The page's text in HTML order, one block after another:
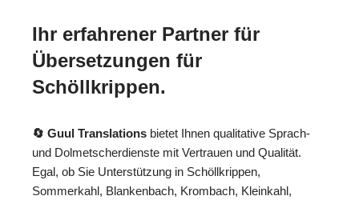
Ihr erfahrener Partner für
Übersetzungen für
Schöllkrippen.
🔄 Guul Translations bietet Ihnen qualitative Sprach-
und Dolmetscherdienste mit Vertrauen und Qualität.
Egal, ob Sie Unterstützung in Schöllkrippen,
Sommerkahl, Blankenbach, Krombach, Kleinkahl,